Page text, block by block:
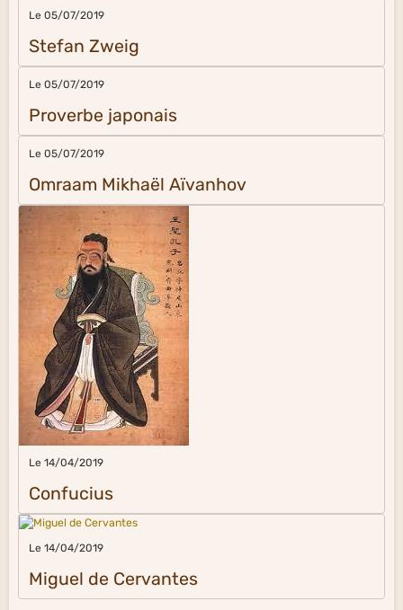
Le 05/07/2019
Stefan Zweig
Le 05/07/2019
Proverbe japonais
Le 05/07/2019
Omraam Mikhaël Aïvanhov
Le 14/04/2019
Confucius
Le 14/04/2019
Miguel de Cervantes